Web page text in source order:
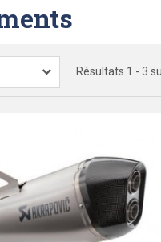
Résultats 1 - 3